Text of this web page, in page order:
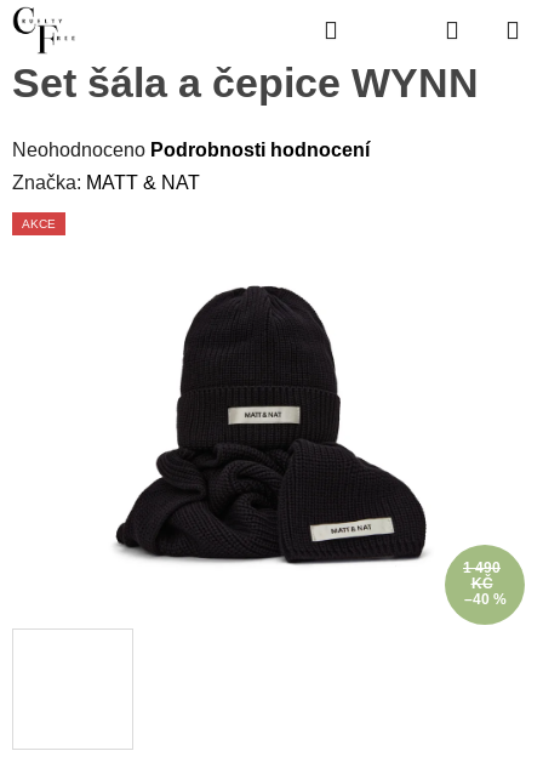
Přejít
na
obsah
KOŠÍK
Hledat
Set šála a čepice WYNN
hodnocení
produktu
Neohodnoceno Podrobnosti hodnocení
Značka: MATT & NAT
AKCE
1 490
KČ
–40 %